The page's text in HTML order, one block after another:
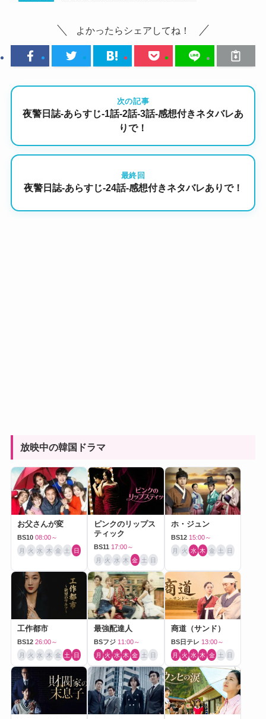
よかったらシェアしてね！
次の記事
夜警日誌-あらすじ-1話-2話-3話-感想付きネタバレあ
りで！
最終回
夜警日誌-あらすじ-24話-感想付きネタバレありで！
放映中の韓国ドラマ
お父さんが変
BS10 08:00～
月 火 水 木 金 土 日
ピンクのリップス
ティック
BS11 17:00～
月 火 水 木 金 土 日
ホ・ジュン
BS12 15:00～
月 火 水 木 金 土 日
工作都市
BS12 26:00～
月 火 水 木 金 土 日
最強配達人
BSフジ 11:00～
月 火 水 木 金 土 日
商道（サンド）
BS日テレ 13:00～
月 火 水 木 金 土 日